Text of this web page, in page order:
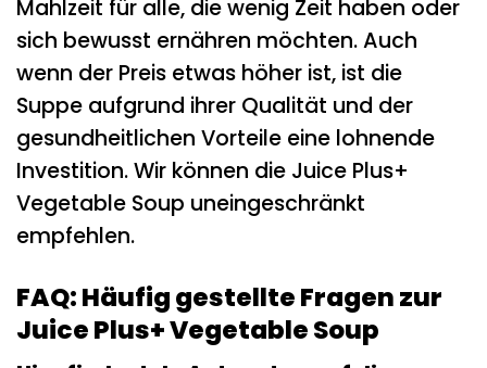
Mahlzeit für alle, die wenig Zeit haben oder
sich bewusst ernähren möchten. Auch
wenn der Preis etwas höher ist, ist die
Suppe aufgrund ihrer Qualität und der
gesundheitlichen Vorteile eine lohnende
Investition. Wir können die Juice Plus+
Vegetable Soup uneingeschränkt
empfehlen.
FAQ: Häufig gestellte Fragen zur
Juice Plus+ Vegetable Soup